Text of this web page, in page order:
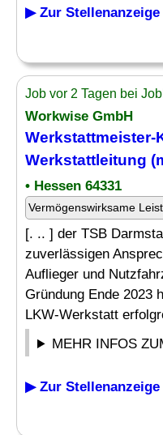
▶ Zur Stellenanzeige
Job vor 2 Tagen bei
Workwise GmbH
Werkstattmeister-
Werkstattleitung
• Hessen 64331
Vermögenswirksame
[. .. ] der TSB
zuverlässigen
Auflieger und
Gründung Ende 2023
LKW-Werkstatt
MEHR INFOS
▶ Zur Stellenanzeige